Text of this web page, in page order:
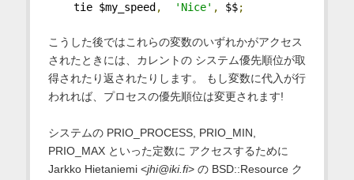
tie $my_speed , 'Nice' , $$;
こうした後ではこれらの変数のいずれかがアクセス
されたときには、カレントの システム優先順位が取
得されたり返されたりします。 もし変数に代入が行
われれば、プロセスの優先順位は変更されます!
システムの PRIO_PROCESS, PRIO_MIN,
PRIO_MAX といった定数に アクセスするために
Jarkko Hietaniemi <jhi@iki.fi> の BSD::Resource ク